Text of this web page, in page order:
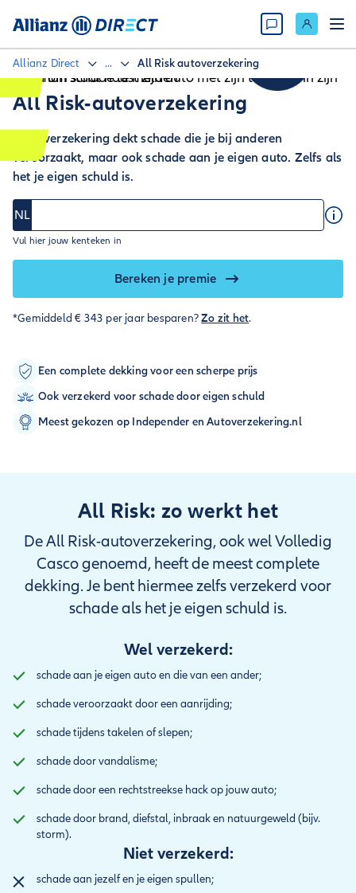
Allianz Direct ... All Risk autoverzekering
All Risk-autoverzekering
Deze verzekering dekt schade die je bij anderen
veroorzaakt, maar ook schade aan je eigen auto. Zelfs als
het je eigen schuld is.
NL
Vul hier jouw kenteken in
Bereken je premie
*Gemiddeld € 343 per jaar besparen?Zo zit het.
Een complete dekking voor een scherpe prijs
Ook verzekerd voor schade door eigen schuld
Meest gekozen op Independer en Autoverzekering.nl
All Risk: zo werkt het
De All Risk-autoverzekering, ook wel Volledig
Casco genoemd, heeft de meest complete
dekking. Je bent hiermee zelfs verzekerd voor
schade als het je eigen schuld is.
Wel verzekerd:
schade aan je eigen auto en die van een ander;
schade veroorzaakt door een aanrijding;
schade tijdens takelen of slepen;
schade door vandalisme;
schade door een rechtstreekse hack op jouw auto;
schade door brand, diefstal, inbraak en natuurgeweld (bijv.
storm).
Niet verzekerd:
schade aan jezelf en je eigen spullen;